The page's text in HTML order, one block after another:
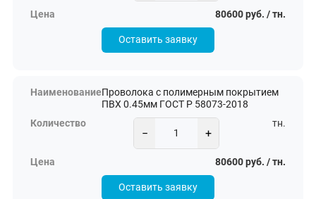
80600 руб. / тн.
Оставить заявку
Проволока с полимерным покрытием
ПВХ 0.45мм ГОСТ Р 58073-2018
− +
тн.
80600 руб. / тн.
Оставить заявку